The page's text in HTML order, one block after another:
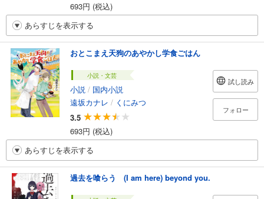
693円 (税込)
あらすじを表示する
おとこまえ天狗のあやかし学食ごはん
小説・文芸
小説 / 国内小説
遠坂カナレ / くにみつ
3.5
693円 (税込)
試し読み
フォロー
あらすじを表示する
過去を喰らう (I am here) beyond you.